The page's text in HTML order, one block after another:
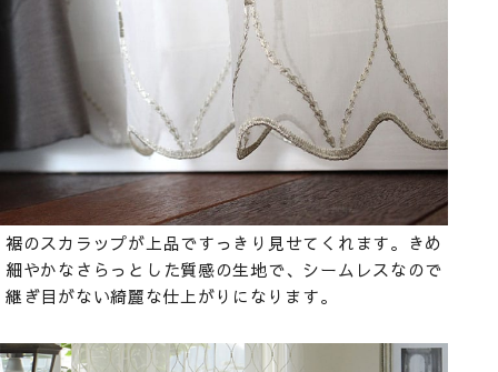
裾のスカラップが上品ですっきり見せてくれます。きめ
細やかなさらっとした質感の生地で、シームレスなので
継ぎ目がない綺麗な仕上がりになります。